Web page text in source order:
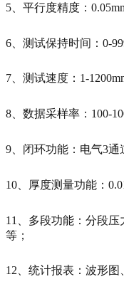
5、平行度精度：
6、测试保持时间：0-
7、测试速度：1-
8、数据采样率：100-
9、闭环功能：电气3通
10、厚度测量功能：
11、多段功能：分段
等；
12、统计报表：波形图